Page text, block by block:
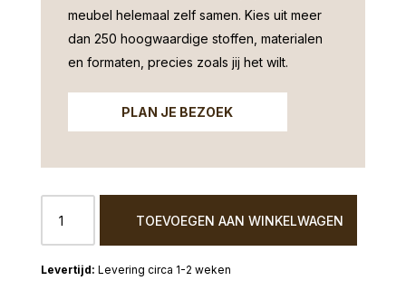
meubel helemaal zelf samen. Kies uit meer
dan 250 hoogwaardige stoffen, materialen
en formaten, precies zoals jij het wilt.
PLAN JE BEZOEK
organisch
massief
eiken
TOEVOEGEN AAN WINKELWAGEN
Levering circa 1-2 weken